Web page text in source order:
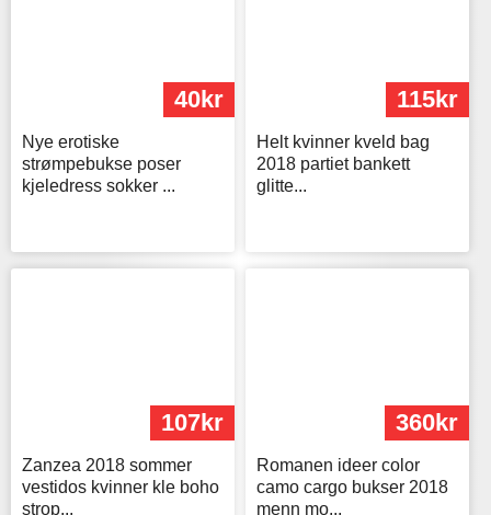
40kr
Nye erotiske
strømpebukse poser
kjeledress sokker ...
115kr
Helt kvinner kveld bag
2018 partiet bankett
glitte...
107kr
Zanzea 2018 sommer
vestidos kvinner kle boho
strop...
360kr
Romanen ideer color
camo cargo bukser 2018
menn mo...